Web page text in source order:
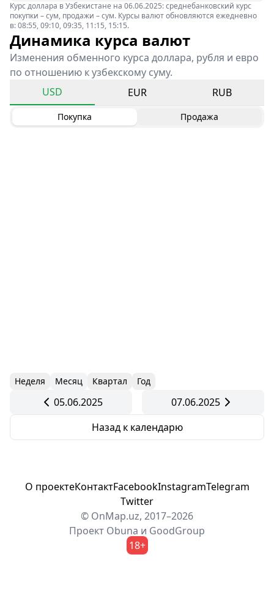
Курс доллара в Узбекистане на 06.06.2025: среднебанковский курс
покупки – сум, продажи – сум. Курсы валют обновляются ежедневно
в: 08:55, 09:10, 09:35, 11:15, 15:15.
Динамика курса валют
Изменения обменного курса доллара, рубля и евро
по отношению к узбекскому суму.
USD
EUR RUB
Покупка Продажа
Неделя Месяц Квартал Год
05.06.2025
07.06.2025
Назад к календарю
О проектеКонтактFacebookInstagramTelegram
Twitter
© OnMap.uz, 2017–2026
Проект Obuna и GoodGroup
18+